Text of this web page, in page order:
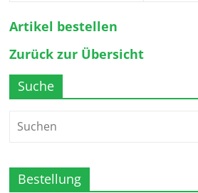
Artikel bestellen
Zurück zur Übersicht
Suche
Bestellung